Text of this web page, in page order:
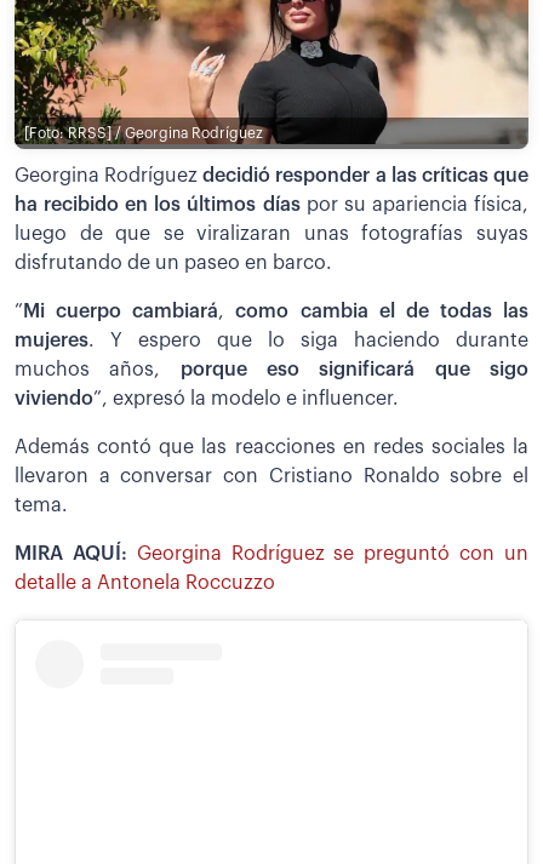
[Foto: RRSS] / Georgina Rodríguez
Georgina Rodríguez decidió responder a las críticas que
ha recibido en los últimos díaspor su apariencia física,
luego de que se viralizaran unas fotografías suyas
disfrutando de un paseo en barco.
” Mi cuerpo cambiará,como cambia el de todas las
mujeres. Y espero que lo siga haciendo durante
muchos años, porque eso significará que sigo
viviendo”, expresó la modelo e influencer.
Además contó que las reacciones en redes sociales la
llevaron a conversar con Cristiano Ronaldo sobre el
tema.
MIRA AQUÍ: Georgina Rodríguez se preguntó con un
detalle a Antonela Roccuzzo